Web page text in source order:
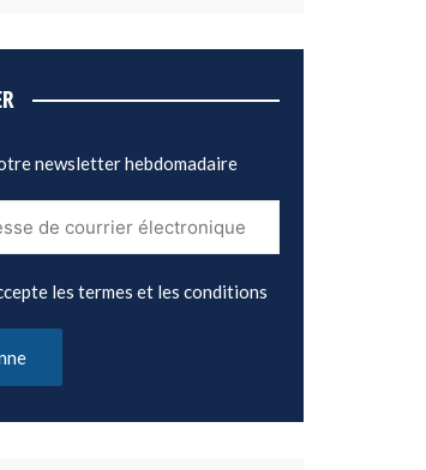
newsletter hebdomadaire
les termes et les conditions